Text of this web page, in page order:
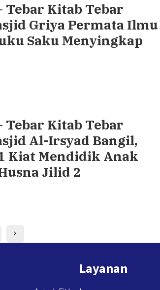
Tebar Kitab Tebar
Griya Permata Ilmu
Saku Menyingkap
Tebar Kitab Tebar
Al-Irsyad Bangil,
Kiat Mendidik Anak
Jilid 2
Layanan